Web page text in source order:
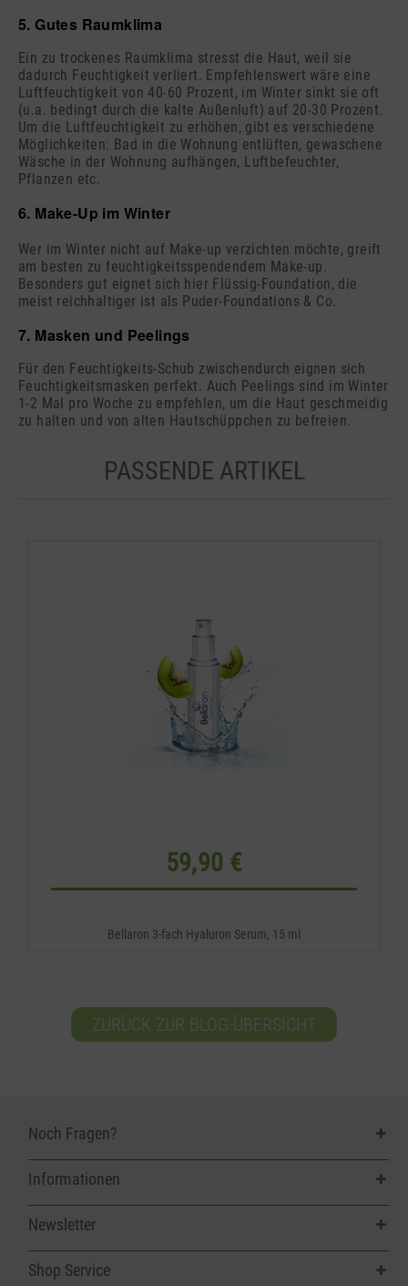
5. Gutes Raumklima
Ein zu trockenes Raumklima stresst die Haut, weil sie
dadurch Feuchtigkeit verliert. Empfehlenswert wäre eine
Luftfeuchtigkeit von 40-60 Prozent, im Winter sinkt sie oft
(u.a. bedingt durch die kalte Außenluft) auf 20-30 Prozent.
Um die Luftfeuchtigkeit zu erhöhen, gibt es verschiedene
Möglichkeiten: Bad in die Wohnung entlüften, gewaschene
Wäsche in der Wohnung aufhängen, Luftbefeuchter,
Pflanzen etc.
6. Make-Up im Winter
Wer im Winter nicht auf Make-up verzichten möchte, greift
am besten zu feuchtigkeitsspendendem Make-up.
Besonders gut eignet sich hier Flüssig-Foundation, die
meist reichhaltiger ist als Puder-Foundations & Co.
7. Masken und Peelings
Für den Feuchtigkeits-Schub zwischendurch eignen sich
Feuchtigkeitsmasken perfekt. Auch Peelings sind im Winter
1-2 Mal pro Woche zu empfehlen, um die Haut geschmeidig
zu halten und von alten Hautschüppchen zu befreien.
PASSENDE ARTIKEL
59,90 €
Bellaron 3-fach Hyaluron Serum, 15 ml
ZURÜCK ZUR BLOG-ÜBERSICHT
Noch Fragen?
Informationen
Newsletter
Shop Service